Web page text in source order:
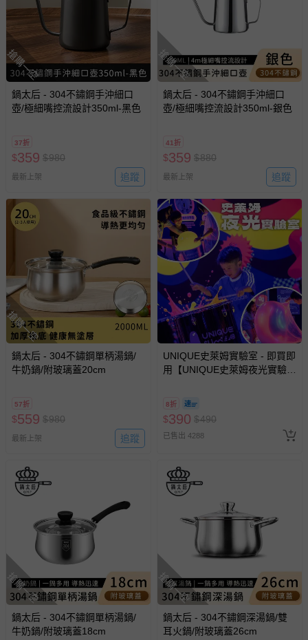
-接觸性孕哺產品（奶嘴、奶瓶、擠乳器、哺乳衣、托腹
帶束縛衣、餐搖椅等）。
-其他原廠盒裝商品封口處已貼上「不可拆封」，或具警
示字句等說明貼紙、封條者。
國際航空、客運、訂房等服務。
相關的退換貨辦理流程，可詳見：退換貨 & 退款問題
其他常見問題：
運送服務：目前提供的運送僅限台灣本島。如您位於離島地
區，可能會無法配送，或須依據商品需加收離島運費。廠商
亦保留出貨與否的權利。離島、偏遠地區、樓層親送等加價
費用，可能會另需加收。
商品實際的配達日期，可於訂單個人資料內的查詢訂單內，
已出貨通知之訊息為主。
如您收到商品，請依正常流程檢查是否完好，若商品遇瑕疵
情形，您可申請更換新品或退貨，請見：退貨的辦理流程。
若您對於會員帳號、商品訂購與資訊、購物流程、付款方
式、折價券與購物金的使用、退貨及商品運送方式等有疑
問，你可詳見：
媽咪愛客服中心 。
預購商品：預購為海外同步代購，遇缺貨即會通知媽咪並協
助取消退款事宜。
會主動以簡訊及mail通知訂單取消事宜，並將提供適當補
償。
搶購一空
鍋太后 - 304不鏽鋼手沖細口
壺/極細嘴控流設計350ml-黑色
37折
$359 $980
最新上架 追蹤
搶購一空
鍋太后 - 304不鏽鋼手沖細口
壺/極細嘴控流設計350ml-銀色
41折
$359 $880
最新上架 追蹤
搶購一空
鍋太后 - 304不鏽鋼單柄湯鍋/
牛奶鍋/附玻璃蓋20cm
57折
$559 $980
最新上架 追蹤
UNIQUE史萊姆實驗室 - 即買即
用【UNIQUE史萊姆夜光實驗室
8/30 (電子票券，於展期現場憑
訂單編號兌換，逾期作廢) (大
人小孩均一價(3歲以上需購票))
8折
$390 $490
已售出 4288
搶購一空
鍋太后 - 304不鏽鋼單柄湯鍋/
牛奶鍋/附玻璃蓋18cm
搶購一空
鍋太后 - 304不鏽鋼深湯鍋/雙
耳火鍋/附玻璃蓋26cm